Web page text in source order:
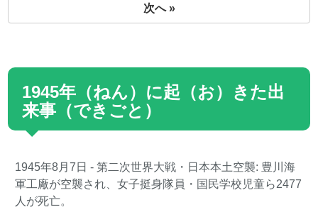
次へ »
1945年（ねん）に起（お）きた出
来事（できごと）
1945年8月7日 - 第二次世界大戦・日本本土空襲: 豊川海
軍工廠が空襲され、女子挺身隊員・国民学校児童ら2477
人が死亡。